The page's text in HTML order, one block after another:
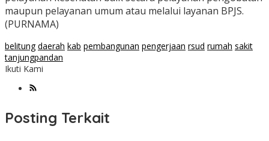
maupun pelayanan umum atau melalui layanan BPJS.
(PURNAMA)
belitung daerah kab pembangunan pengerjaan rsud rumah sakit
tanjungpandan
Ikuti Kami
Posting Terkait